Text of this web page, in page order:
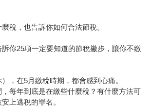
稅，也告訴你如何合法節稅。
你25項一定要知道的節稅撇步，讓你不繳
，在5月繳稅時期，都會感到心痛。
每年到底是在繳些什麼稅？有什麼方法可
上逃稅的罪名。